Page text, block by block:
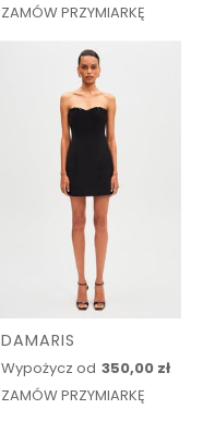
ZAMÓW PRZYMIARKĘ
DAMARIS
Wypożycz od 350,00 zł
ZAMÓW PRZYMIARKĘ